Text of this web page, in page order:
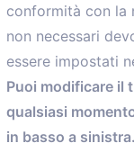
Menù
Home
Servizi
Convenzioni
Voce delle
conformità con la
non necessari
essere impostati
Puoi modificare il
qualsiasi
in basso a sinistra.